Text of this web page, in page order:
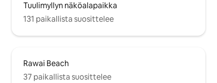
Tuulimyllyn näköalapaikka
131 paikallista suosittelee
Rawai Beach
37 paikallista suosittelee